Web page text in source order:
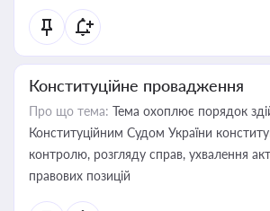
Конституційне провадження
Про що тема: Тема охоплює порядок
Конституційним Судом України
контролю, розгляду справ, ухвалення
правових позицій